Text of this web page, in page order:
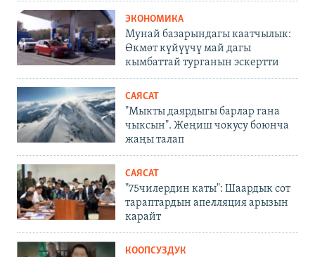
ЭКОНОМИКА
Мунай базарындагы каатчылык:
Өкмөт күйүүчү май дагы
кымбаттай турганын эскертти
САЯСАТ
"Мыкты даярдыгы барлар гана
чыксын". Жеңиш чокусу боюнча
жаңы талап
САЯСАТ
"75чилердин каты": Шаардык сот
тараптардын апелляция арызын
карайт
КООПСУЗДУК